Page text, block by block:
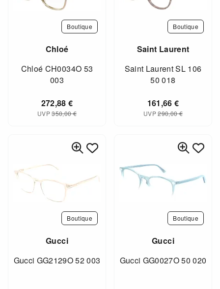
Boutique
Chloé
Chloé CH0034O 53
003
272,88€
UVP350,00€
Boutique
Saint Laurent
Saint Laurent SL 106
50 018
161,66€
UVP290,00€
Boutique
Gucci
Gucci GG2129O 52 003
Boutique
Gucci
Gucci GG0027O 50 020